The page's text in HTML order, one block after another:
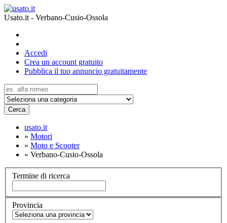
Usato.it - Verbano-Cusio-Ossola
Accedi
Crea un account gratuito
Pubblica il tuo annuncio gratuitamente
Cerca
usato.it
» Motori
» Moto e Scooter
» Verbano-Cusio-Ossola
Termine di ricerca
Provincia